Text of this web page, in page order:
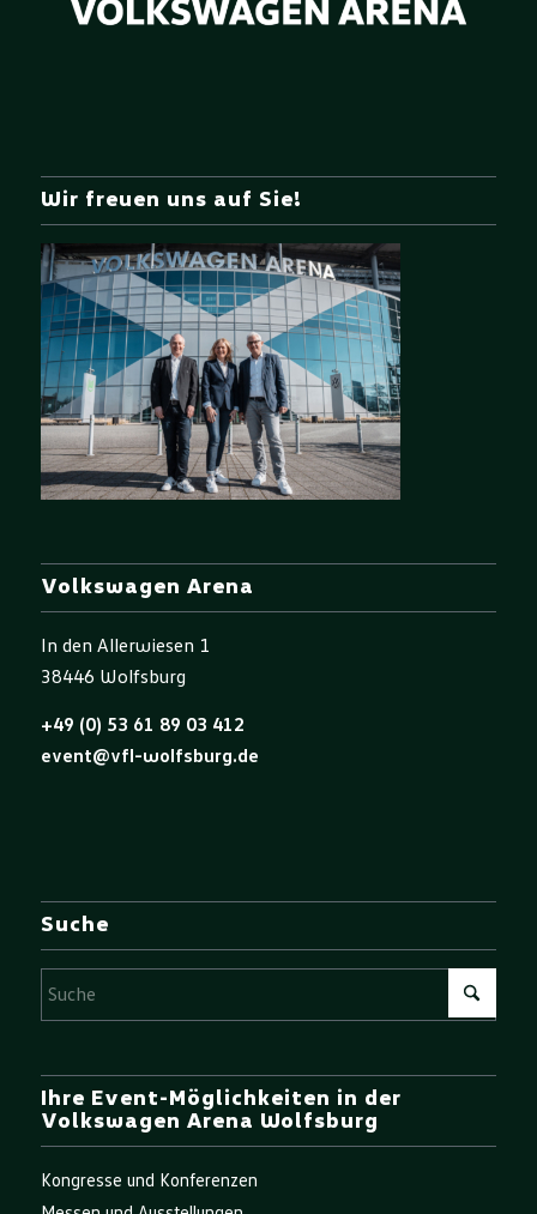
Wir freuen uns auf Sie!
Volkswagen Arena
In den Allerwiesen 1
38446 Wolfsburg
+49 (0) 53 61 89 03 412
event@vfl-wolfsburg.de
Suche
Ihre Event-Möglichkeiten in der
Volkswagen Arena Wolfsburg
Kongresse und Konferenzen